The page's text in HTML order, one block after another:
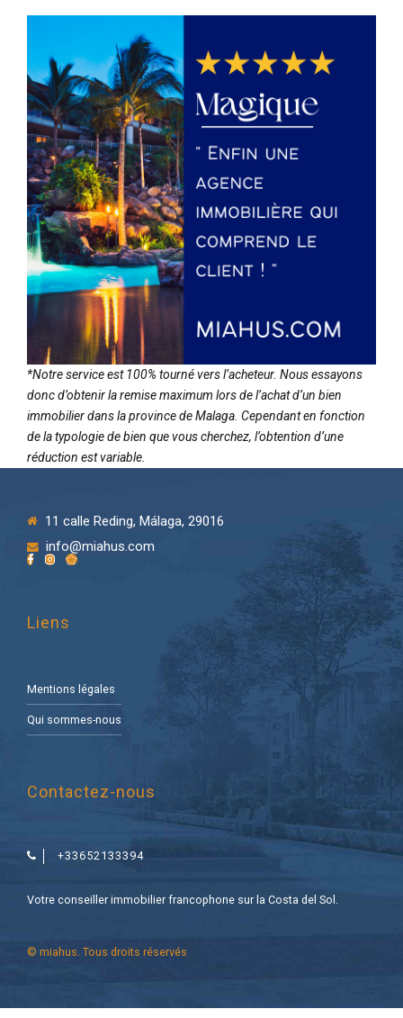
*Notre service est 100% tourné vers l’acheteur. Nous essayons
donc d’obtenir la remise maximum lors de l’achat d’un bien
immobilier dans la province de Malaga. Cependant en fonction
de la typologie de bien que vous cherchez, l’obtention d’une
réduction est variable.
11 calle Reding, Málaga, 29016
info@miahus.com
Liens
Mentions légales
Qui sommes-nous
Contactez-nous
+33652133394
Votre conseiller immobilier francophone sur la Costa del Sol.
© miahus. Tous droits réservés